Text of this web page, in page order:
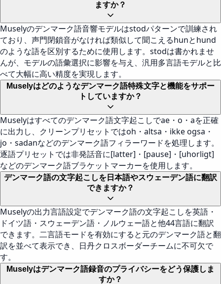
ますか？
Muselyのデンマーク語音響モデルはstodパターンで訓練され
ており、声門閉鎖音がなければ類似して聞こえるhunとhund
のような語を区別するために使用します。stodは書かれませ
んが、モデルの語彙選択に影響を与え、汎用多言語モデルと比
べて大幅に高い精度を実現します。
Muselyはどのようなデンマーク語特殊文字と機能をサポー
トしていますか？
Muselyはすべてのデンマーク語文字起こしでae・o・aを正確
に出力し、クリーンプリセットではoh・altsa・ikke ogsa・
jo・sadanなどのデンマーク語フィラーワードを処理します。
逐語プリセットでは非発話音に[latter]・[pause]・[uhorligt]
などのデンマーク語ブラケットマーカーを使用します。
デンマーク語の文字起こしを日本語やスウェーデン語に翻訳
できますか？
Muselyの出力言語設定でデンマーク語の文字起こしを英語・
ドイツ語・スウェーデン語・ノルウェー語と他44言語に翻訳
できます。二言語モードを有効にすると元のデンマーク語と翻
訳を並べて表示でき、日丹クロスボーダーチームに不可欠で
す。
Muselyはデンマーク語録音のプライバシーをどう保護しま
すか？